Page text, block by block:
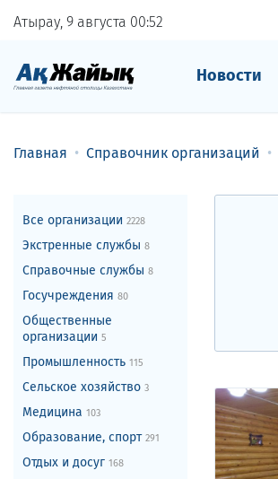
Атырау, 9 августа 00 52
Новости
Главная Справочник организаций
Все организации 2228
Экстренные службы 8
Справочные службы 8
Госучреждения 80
Общественные
организации 5
Промышленность 115
Сельское хозяйство 3
Медицина 103
Образование, спорт 291
Отдых и досуг 168